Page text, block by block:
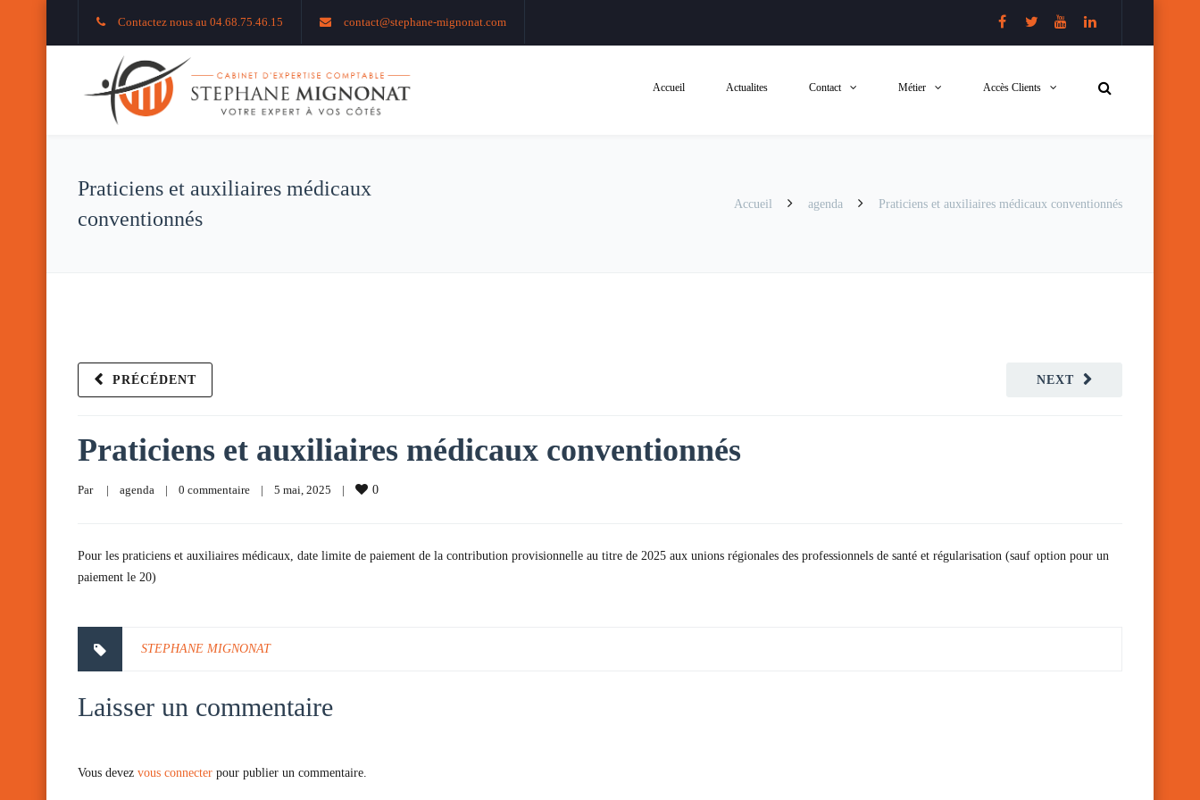
Contactez nous au 04.68.75.46.15 contact@stephane-mignonat.com
Accueil Actualites Contact Métier Accès Clients
Praticiens et auxiliaires médicaux
conventionnés
Accueil agenda Praticiens et auxiliaires médicaux conventionnés
NEXT
PRÉCÉDENT
Praticiens et auxiliaires médicaux conventionnés
Par | agenda | 0 commentaire | 5 mai, 2025 | 0
Pour les praticiens et auxiliaires médicaux, date limite de paiement de la contribution provisionnelle au titre de 2025 aux unions régionales des professionnels de santé et régularisation (sauf option pour un
paiement le 20)
STEPHANE MIGNONAT
Laisser un commentaire
Vous devez vous connecter pour publier un commentaire.